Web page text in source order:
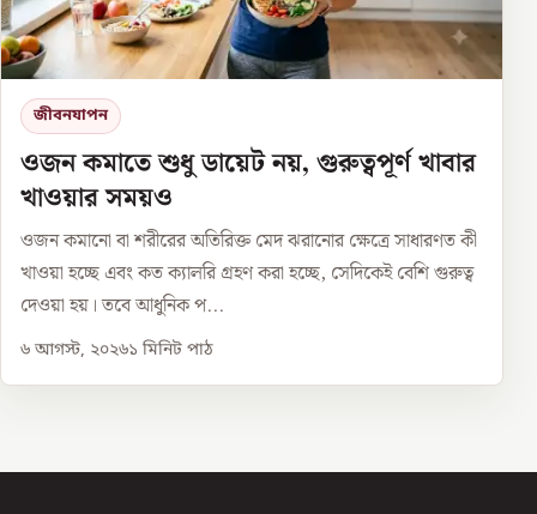
জীবনযাপন
ওজন কমাতে শুধু ডায়েট নয়, গুরুত্বপূর্ণ খাবার
খাওয়ার সময়ও
ওজন কমানো বা শরীরের অতিরিক্ত মেদ ঝরানোর ক্ষেত্রে সাধারণত কী
খাওয়া হচ্ছে এবং কত ক্যালরি গ্রহণ করা হচ্ছে, সেদিকেই বেশি গুরুত্ব
দেওয়া হয়। তবে আধুনিক প...
৬ আগস্ট, ২০২৬১ মিনিট পাঠ